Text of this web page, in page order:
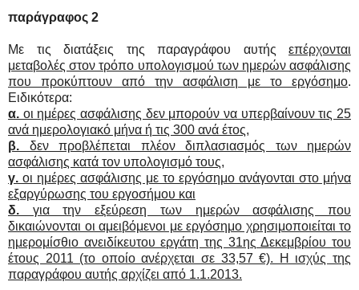
παράγραφος 2
Με τις διατάξεις της παραγράφου αυτής επέρχονται
μεταβολές στον τρόπο υπολογισμού των ημερών ασφάλισης
που προκύπτουν από την ασφάλιση με το εργόσημο.
Ειδικότερα:
α. οι ημέρες ασφάλισης δεν μπορούν να υπερβαίνουν τις 25
ανά ημερολογιακό μήνα ή τις 300 ανά έτος,
β. δεν προβλέπεται πλέον διπλασιασμός των ημερών
ασφάλισης κατά τον υπολογισμό τους,
γ. οι ημέρες ασφάλισης με το εργόσημο ανάγονται στο μήνα
εξαργύρωσης του εργοσήμου και
δ. για την εξεύρεση των ημερών ασφάλισης που
δικαιώνονται οι αμειβόμενοι με εργόσημο χρησιμοποιείται το
ημερομίσθιο ανειδίκευτου εργάτη της 31ης Δεκεμβρίου του
έτους 2011 (το οποίο ανέρχεται σε 33,57 €). Η ισχύς της
παραγράφου αυτής αρχίζει από 1.1.2013.